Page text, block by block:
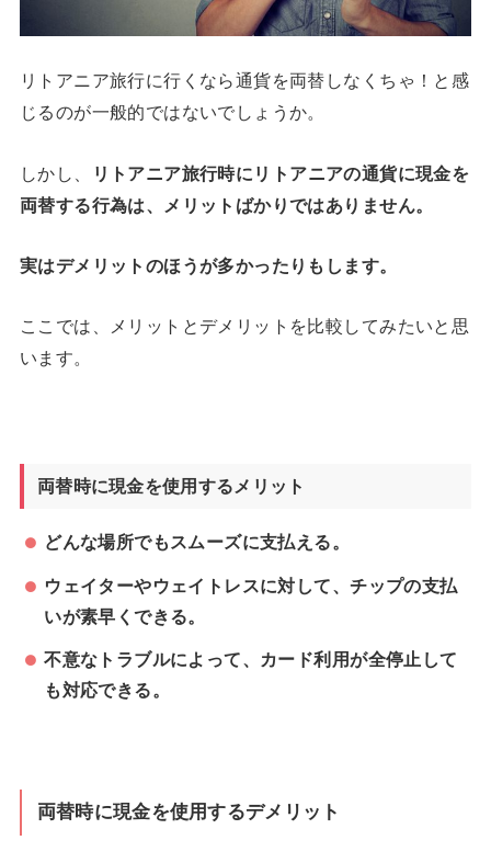
リトアニア旅行に行くなら通貨を両替しなくちゃ！と感
じるのが一般的ではないでしょうか。
しかし、
リトアニア旅行時にリトアニアの通貨に現金を
両替する行為は、メリットばかりではありません。
実はデメリットのほうが多かったりもします。
ここでは、メリットとデメリットを比較してみたいと思
います。
両替時に現金を使用するメリット
どんな場所でもスムーズに支払える。
ウェイターやウェイトレスに対して、チップの支払
いが素早くできる。
不意なトラブルによって、カード利用が全停止して
も対応できる。
両替時に現金を使用するデメリット